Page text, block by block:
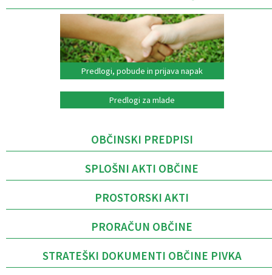
Predlogi, pobude in prijava napak
Predlogi za mlade
OBČINSKI PREDPISI
SPLOŠNI AKTI OBČINE
PROSTORSKI AKTI
PRORAČUN OBČINE
STRATEŠKI DOKUMENTI OBČINE PIVKA